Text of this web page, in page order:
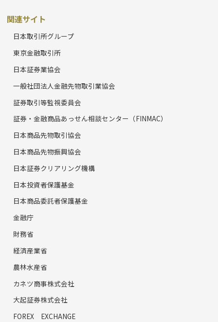
関連サイト
日本取引所グループ
東京金融取引所
日本証券業協会
一般社団法人金融先物取引業協会
証券取引等監視委員会
証券・金融商品あっせん相談センター（FINMAC）
日本商品先物取引協会
日本商品先物振興協会
日本証券クリアリング機構
日本投資者保護基金
日本商品委託者保護基金
金融庁
財務省
経済産業省
農林水産省
カネツ商事株式会社
大起証券株式会社
FOREX EXCHANGE